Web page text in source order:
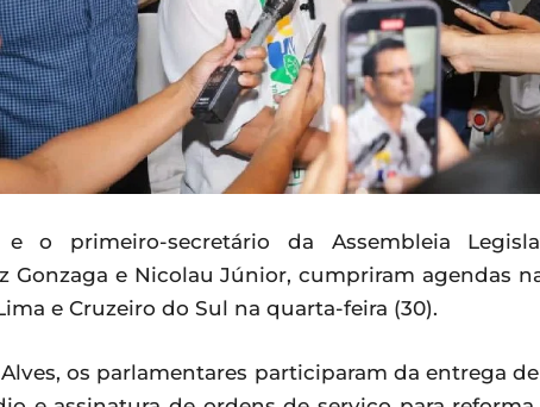
o primeiro-secretário da Assembleia
Gonzaga e Nicolau Júnior, cumpriram agendas
e Cruzeiro do Sul na quarta-feira (30).
os parlamentares participaram da entrega